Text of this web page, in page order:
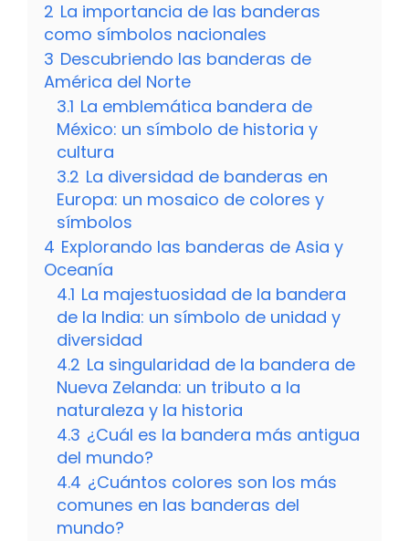
2 La importancia de las banderas
como símbolos nacionales
3 Descubriendo las banderas de
América del Norte
3.1 La emblemática bandera de
México: un símbolo de historia y
cultura
3.2 La diversidad de banderas en
Europa: un mosaico de colores y
símbolos
4 Explorando las banderas de Asia y
Oceanía
4.1 La majestuosidad de la bandera
de la India: un símbolo de unidad y
diversidad
4.2 La singularidad de la bandera de
Nueva Zelanda: un tributo a la
naturaleza y la historia
4.3 ¿Cuál es la bandera más antigua
del mundo?
4.4 ¿Cuántos colores son los más
comunes en las banderas del
mundo?